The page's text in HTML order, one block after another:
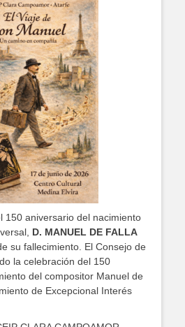
150 aniversario del nacimiento
D. MANUEL DE FALLA
su fallecimiento. El Consejo de
la celebración del 150
del compositor Manuel de
de Excepcional Interés